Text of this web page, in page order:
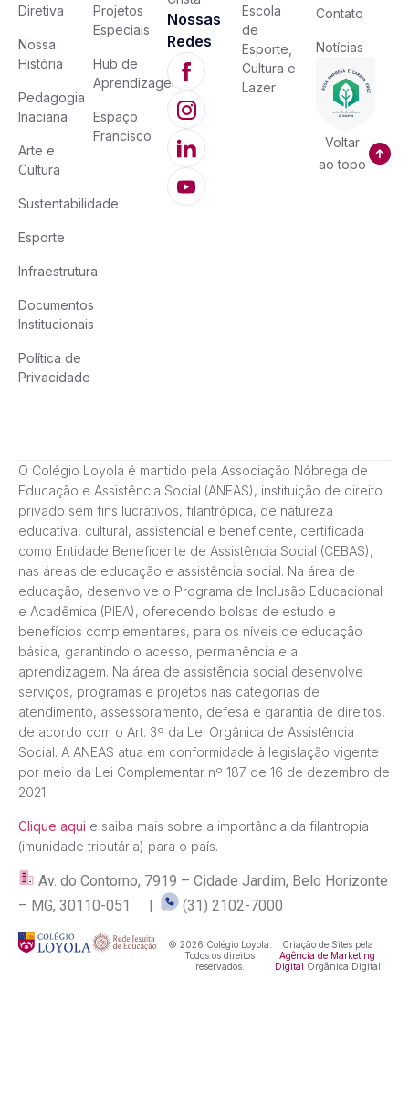
Diretiva
Nossa
História
Pedagogia
Inaciana
Arte e
Cultura
Sustentabilidade
Esporte
Infraestrutura
Documentos
Institucionais
Política de
Privacidade
Projetos
Especiais
Hub de
Aprendizagem
Espaço
Francisco
Nossas
Redes
Escola
de
Esporte,
Cultura e
Lazer
Contato
Notícias
Voltar
ao topo
O Colégio Loyola é mantido pela Associação Nóbrega de
Educação e Assistência Social (ANEAS), instituição de direito
privado sem fins lucrativos, filantrópica, de natureza
educativa, cultural, assistencial e beneficente, certificada
como Entidade Beneficente de Assistência Social (CEBAS),
nas áreas de educação e assistência social. Na área de
educação, desenvolve o Programa de Inclusão Educacional
e Acadêmica (PIEA), oferecendo bolsas de estudo e
benefícios complementares, para os níveis de educação
básica, garantindo o acesso, permanência e a
aprendizagem. Na área de assistência social desenvolve
serviços, programas e projetos nas categorias de
atendimento, assessoramento, defesa e garantia de direitos,
de acordo com o Art. 3º da Lei Orgânica de Assistência
Social. A ANEAS atua em conformidade à legislação vigente
por meio da Lei Complementar nº 187 de 16 de dezembro de
2021.
Clique aqui e saiba mais sobre a importância da filantropia
(imunidade tributária) para o país.
Av. do Contorno, 7919 – Cidade Jardim, Belo Horizonte
– MG, 30110-051 |
(31) 2102-7000
© 2026 Colégio Loyola.
Todos os direitos
reservados.
Criação de Sites pela
Agência de Marketing
Digital
Orgânica Digital